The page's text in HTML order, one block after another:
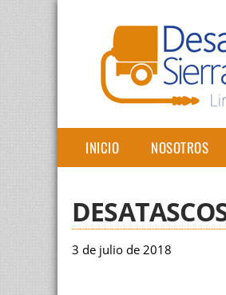
INICIO NOSOTROS
3 de julio de 2018